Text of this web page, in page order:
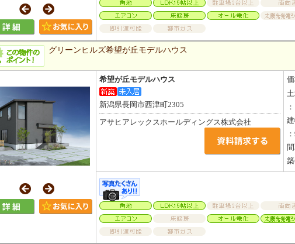
グリーンヒルズ希望が丘モデルハウス
希望が丘モデルハウス
新潟県長岡市西津町2305
アサヒアレックスホールディングス株式会社